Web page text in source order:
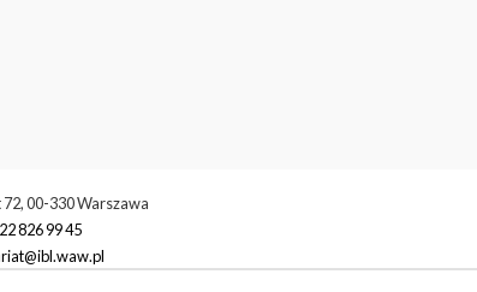
00-330 Warszawa
826 99 45